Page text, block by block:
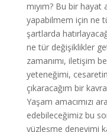
mıyım? Bu bir hayat
yapabilmem için ne
şartlarda
ne tür değişiklikler
zamanımı, iletişim
yeteneğimi,
çıkaracağım bir
Yaşam amacımızı
edebileceğimiz bu
yüzleşme deneyimi